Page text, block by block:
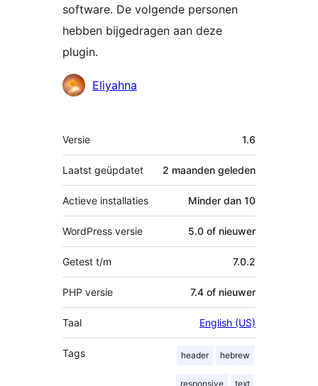
software. De volgende personen
hebben bijgedragen aan deze
plugin.
BijdragersEliyahna
Meta
Versie 1.6
Laatst geüpdatet 2 maanden geleden
Actieve installaties Minder dan 10
WordPress versie 5.0 of nieuwer
Getest t/m 7.0.2
PHP versie 7.4 of nieuwer
Taal English (US)
Tags header hebrew
responsive text